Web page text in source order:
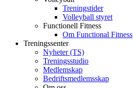
Treningstider
Volleyball styret
Functionell Fitness
Om Functional Fitness
Treningssenter
Nyheter (TS)
Treningsstudio
Medlemskap
Bedriftsmedlemsskap